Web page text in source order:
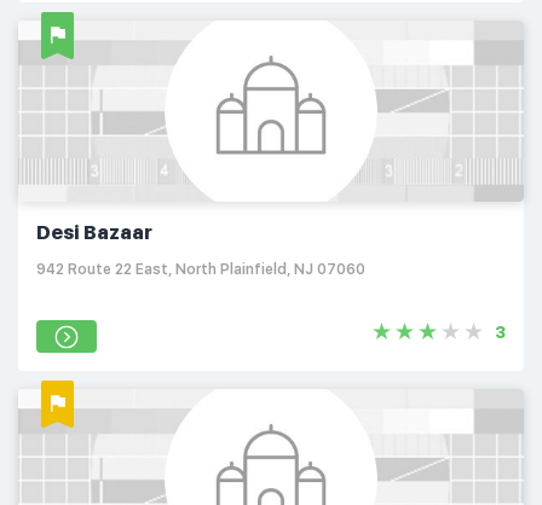
Desi Bazaar
942 Route 22 East, North Plainfield, NJ 07060
3